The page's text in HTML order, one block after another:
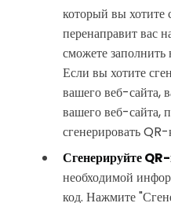
который вы хотите
перенаправит вас
сможете
Если вы хотите
вашего веб-сайта,
вашего веб-сайта,
сгенерировать QR-
Сгенерируйте
необходимой
код. Нажмите